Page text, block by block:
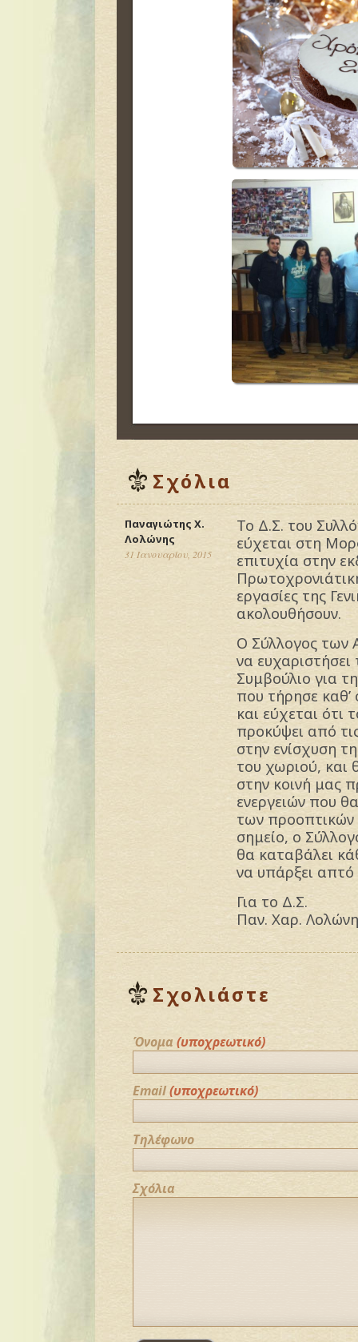
Σχόλια
Παναγιώτης Χ.
Λολώνης
31 Ιανουαρίου, 2015
Το Δ.Σ. του
εύχεται στη
επιτυχία στην
εργασίες της
ακολουθήσουν.
Ο Σύλλογος των
να
Συμβούλιο για
που τήρησε καθ’
και εύχεται ότι
προκύψει από
στην ενίσχυση
του χωριού, και
στην κοινή μας
ενεργειών που
των
σημείο, ο
θα καταβάλει
να υπάρξει απτό
Για το Δ.Σ.
Παν. Χαρ.
Σχολιάστε
Όνομα (υποχρεωτικό)
Email(υποχρεωτικό)
Τηλέφωνο
Σχόλια